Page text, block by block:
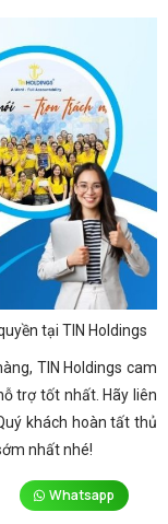
tại TIN Holdings
TIN Holdings cam
trợ tốt nhất. Hãy liên
khách hoàn tất thủ
nhất nhé!
Whatsapp